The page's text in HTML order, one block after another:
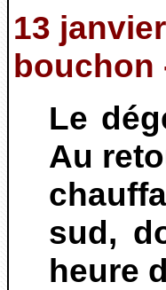
13
bouchon
Le
Au
sud,
heure